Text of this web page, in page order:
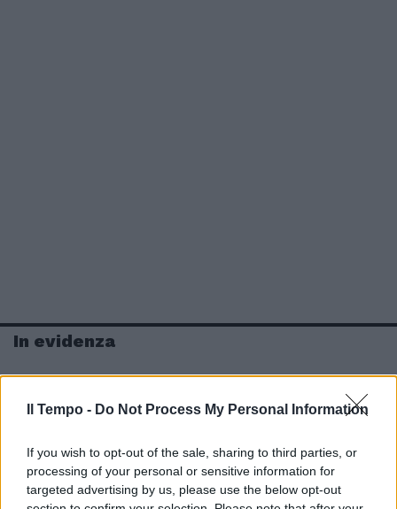
Il Tempo - Do Not Process My Personal Information
If you wish to opt-out of the sale, sharing to third parties, or
processing of your personal or sensitive information for
targeted advertising by us, please use the below opt-out
In evidenza